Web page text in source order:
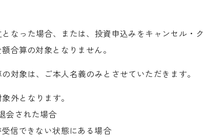
なった場合、または、投資申込みをキャンセル・
合算の対象となりません。
対象は、ご本人名義のみとさせていただきます。
外となります。
会された場合
信できない状態にある場合